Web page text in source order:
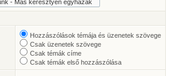
Hozzászólások témája és üzenetek szövege
Csak üzenetek szövege
Csak témák címe
Csak témák első hozzászólása